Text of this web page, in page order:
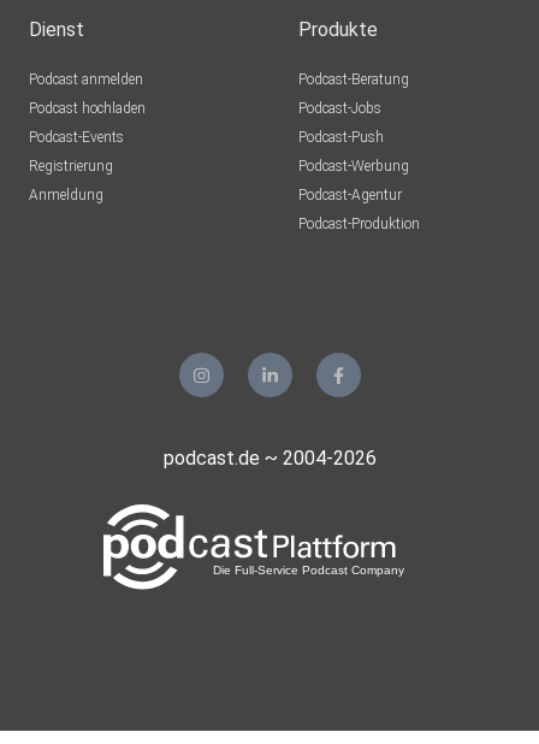
Dienst
Podcast anmelden
Podcast hochladen
Podcast-Events
Registrierung
Anmeldung
Produkte
Podcast-Beratung
Podcast-Jobs
Podcast-Push
Podcast-Werbung
Podcast-Agentur
Podcast-Produktion
podcast.de ~ 2004-2026